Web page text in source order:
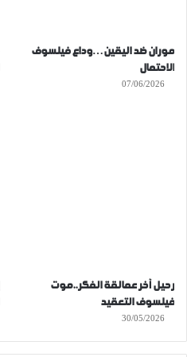
موران ضد اليقين…وداع فيلسوف
الاحتمال
07/06/2026
رحيل آخر عمالقة الفكر..موت
فيلسوف التعقيد
30/05/2026